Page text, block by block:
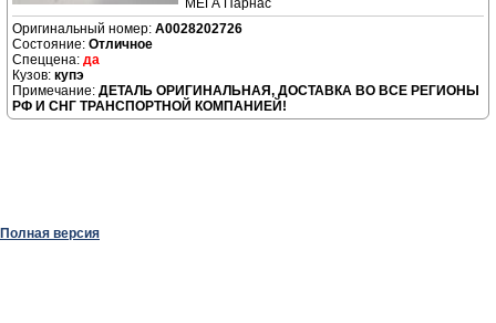
МЕГА Парнас
A0028202726
Отличное
да
купэ
ДЕТАЛЬ ОРИГИНАЛЬНАЯ, ДОСТАВКА ВО ВСЕ РЕГИОНЫ
РФ И СНГ ТРАНСПОРТНОЙ КОМПАНИЕЙ!
Полная версия